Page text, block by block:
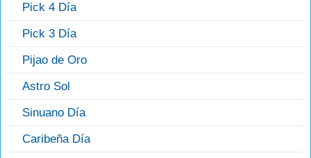
Pick 4 Día
Pick 3 Día
Pijao de Oro
Astro Sol
Sinuano Día
Caribeña Día